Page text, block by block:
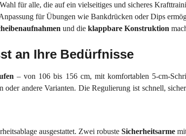
für alle, die auf ein vielseitiges und sicheres
für Übungen wie Bankdrücken oder Dips
und die klappbare Konstruktion
an Ihre Bedürfnisse
– von 106 bis 156 cm, mit komfortablen 5-cm-
andere Varianten. Die Regulierung ist schnell,
ausgestattet. Zwei robusteSicherheitsarme